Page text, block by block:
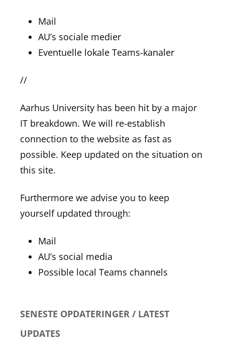
Mail
AU’s sociale medier
Eventuelle lokale Teams-kanaler
//
Aarhus University has been hit by a major
IT breakdown. We will re-establish
connection to the website as fast as
possible. Keep updated on the situation on
this site.
Furthermore we advise you to keep
yourself updated through:
Mail
AU’s social media
Possible local Teams channels
SENESTE OPDATERINGER / LATEST
UPDATES